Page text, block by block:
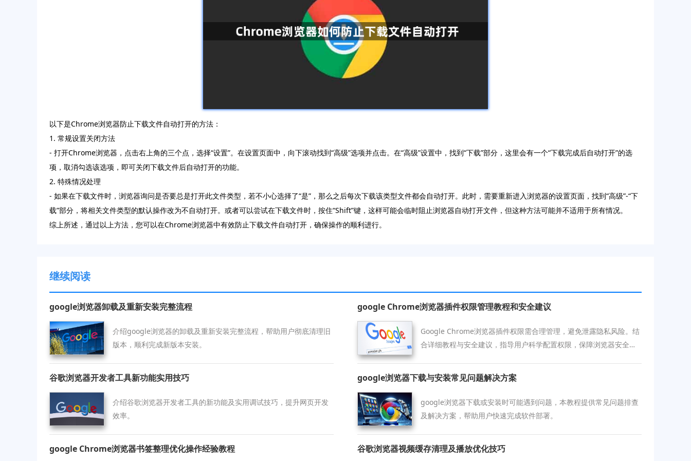
以下是Chrome浏览器防止下载文件自动打开的方法：
1. 常规设置关闭方法
- 打开Chrome浏览器，点击右上角的三个点，选择“设置”。在设置页面中，向下滚动找到“高级”选项并点击。在“高级”设置中，找到“下载”部分，这里会有一个“下载完成后自动打开”的选
项，取消勾选该选项，即可关闭下载文件后自动打开的功能。
2. 特殊情况处理
- 如果在下载文件时，浏览器询问是否要总是打开此文件类型，若不小心选择了“是”，那么之后每次下载该类型文件都会自动打开。此时，需要重新进入浏览器的设置页面，找到“高级”-“下
载”部分，将相关文件类型的默认操作改为不自动打开。或者可以尝试在下载文件时，按住“Shift”键，这样可能会临时阻止浏览器自动打开文件，但这种方法可能并不适用于所有情况。
综上所述，通过以上方法，您可以在Chrome浏览器中有效防止下载文件自动打开，确保操作的顺利进行。
继续阅读
google浏览器卸载及重新安装完整流程
介绍google浏览器的卸载及重新安装完整流程，帮助用户彻底清理旧
版本，顺利完成新版本安装。
google Chrome浏览器插件权限管理教程和安全建议
Google Chrome浏览器插件权限需合理管理，避免泄露隐私风险。结
合详细教程与安全建议，指导用户科学配置权限，保障浏览器安全与
谷歌浏览器开发者工具新功能实用技巧
介绍谷歌浏览器开发者工具的新功能及实用调试技巧，提升网页开发
效率。
google浏览器下载与安装常见问题解决方案
google浏览器下载或安装时可能遇到问题，本教程提供常见问题排查
及解决方案，帮助用户快速完成软件部署。
google Chrome浏览器书签整理优化操作经验教程 谷歌浏览器视频缓存清理及播放优化技巧